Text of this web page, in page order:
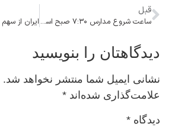
قبل
ساعت شروع مدارس ۷:۳۰ صبح است
دیدگاهتان را بنویسید
نشانی ایمیل شما منتشر نخواهد شد.
علامت‌گذاری شده‌اند *
دیدگاه *